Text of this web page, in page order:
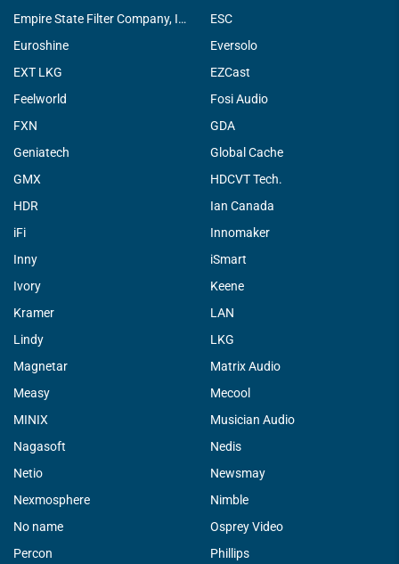
Empire State Filter Company, INC.
ESC
Euroshine
Eversolo
EXT LKG
EZCast
Feelworld
Fosi Audio
FXN
GDA
Geniatech
Global Cache
GMX
HDCVT Tech.
HDR
Ian Canada
iFi
Innomaker
Inny
iSmart
Ivory
Keene
Kramer
LAN
Lindy
LKG
Magnetar
Matrix Audio
Measy
Mecool
MINIX
Musician Audio
Nagasoft
Nedis
Netio
Newsmay
Nexmosphere
Nimble
No name
Osprey Video
Percon
Phillips